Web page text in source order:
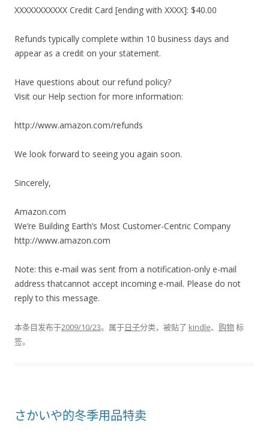
XXXXXXXXXXX Credit Card [ending with XXXX]: $40.00
Refunds typically complete within 10 business days and
appear as a credit on your statement.
Have questions about our refund policy?
Visit our Help section for more information:
http://www.amazon.com/refunds
We look forward to seeing you again soon.
Sincerely,
Amazon.com
We’re Building Earth’s Most Customer-Centric Company
http://www.amazon.com
Note: this e-mail was sent from a notification-only e-mail
address thatcannot accept incoming e-mail. Please do not
reply to this message.
本条目发布于2009/10/23。属于日子分类，被贴了 kindle、 购物标
签。
さかいや的冬季用品特卖